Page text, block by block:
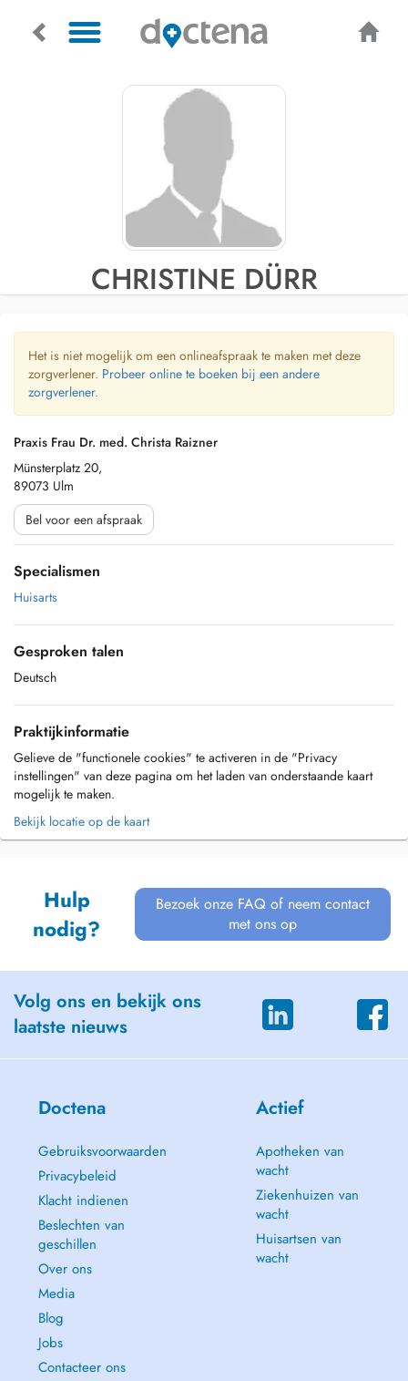
CHRISTINE DÜRR
Het is niet mogelijk om een onlineafspraak te maken met deze
zorgverlener. Probeer online te boeken bij een andere
zorgverlener.
Praxis Frau Dr. med. Christa Raizner
Münsterplatz 20,
89073 Ulm
Bel voor een afspraak
Specialismen
Huisarts
Gesproken talen
Deutsch
Praktijkinformatie
Gelieve de "functionele cookies" te activeren in de "Privacy
instellingen" van deze pagina om het laden van onderstaande kaart
mogelijk te maken.
Bekijk locatie op de kaart
Hulp
nodig?
Bezoek onze FAQ of neem contact
met ons op
Volg ons en bekijk ons
laatste nieuws
Doctena
Gebruiksvoorwaarden
Privacybeleid
Klacht indienen
Beslechten van
geschillen
Over ons
Media
Blog
Jobs
Contacteer ons
Actief
Apotheken van
wacht
Ziekenhuizen van
wacht
Huisartsen van
wacht